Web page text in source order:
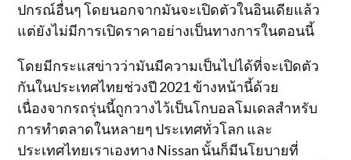
ปกรณ์อื่นๆ โดยนอกจากมันจะเปิดตัวในอินเดียแล้ว
แต่ยังไม่มีการเปิดราคาอย่างเป็นทางการในตอนนี้
โดยมีกระแสข่าวว่ามันมีความเป็นไปได้ที่จะเปิดตัว
กันในประเทศไทยช่วงปี 2021 ข้างหน้านี้ด้วย
เนื่องจากรถรุ่นนี้ถูกวางไว้เป็นโกบอลโมเดลสำหรับ
การทำตลาดในหลายๆ ประเทศทั่วโลก และ
ประเทศไทยเราเองทาง Nissan นั้นก็มีนโยบายที่